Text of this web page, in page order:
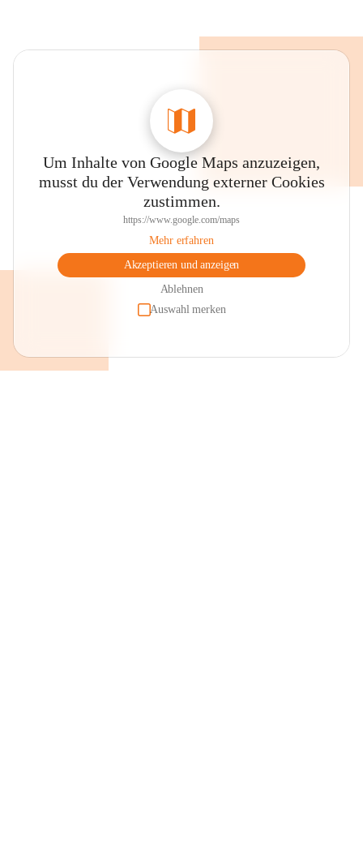
Um Inhalte von Google Maps anzuzeigen,
musst du der Verwendung externer Cookies
zustimmen.
https://www.google.com/maps
Mehr erfahren
Akzeptieren und anzeigen
Ablehnen
Auswahl merken